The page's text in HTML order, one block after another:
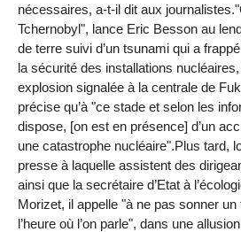
nécessaires, a-t-il dit aux
Tchernobyl", lance Eric Besson au
de terre suivi d’un tsunami qui a
la sécurité des installations
explosion signalée à la centrale de
précise qu’à "ce stade et selon les
dispose, [on est en présence] d’un
une catastrophe nucléaire".Plus tard,
presse à laquelle assistent des
ainsi que la secrétaire d’Etat à
Morizet, il appelle "à ne pas sonner un
l’heure où l’on parle", dans une